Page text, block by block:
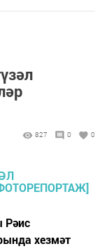
827 0 0
Рәис
хезмәт